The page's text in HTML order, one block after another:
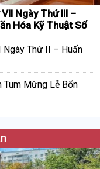
Ngày Thứ III –
Hóa Kỹ Thuật Số
Ngày Thứ II – Huấn
Tum Mừng Lễ Bổn